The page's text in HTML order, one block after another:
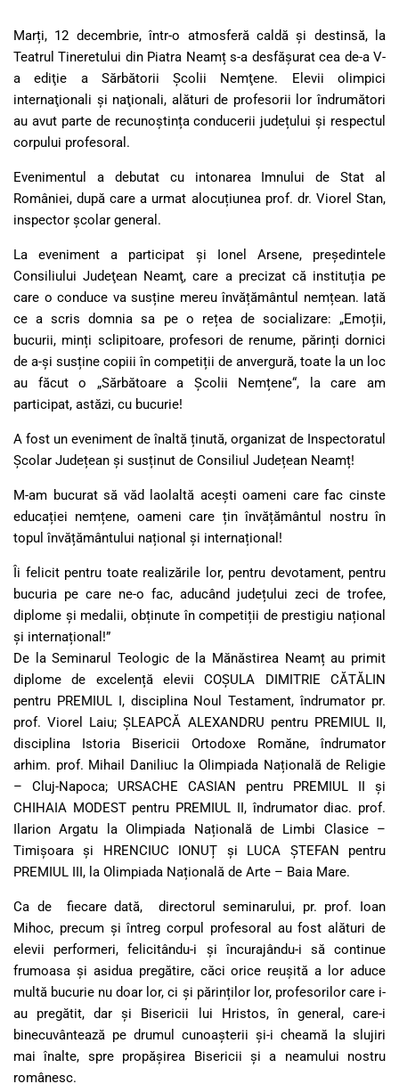
Marți, 12 decembrie, într-o atmosferă caldă și destinsă, la
Teatrul Tineretului din Piatra Neamț s-a desfăşurat cea de-a V-
a ediţie a Sărbătorii Şcolii Nemţene. Elevii olimpici
internaţionali şi naţionali, alături de profesorii lor îndrumători
au avut parte de recunoștința conducerii județului și respectul
corpului profesoral.
Evenimentul a debutat cu intonarea Imnului de Stat al
României, după care a urmat alocuțiunea prof. dr. Viorel Stan,
inspector şcolar general.
La eveniment a participat și Ionel Arsene, preşedintele
Consiliului Judeţean Neamţ, care a precizat că instituția pe
care o conduce va susține mereu învățământul nemțean. Iată
ce a scris domnia sa pe o rețea de socializare: „Emoții,
bucurii, minți sclipitoare, profesori de renume, părinți dornici
de a-și susține copiii în competiții de anvergură, toate la un loc
au făcut o „Sărbătoare a Școlii Nemțene“, la care am
participat, astăzi, cu bucurie!
A fost un eveniment de înaltă ținută, organizat de Inspectoratul
Școlar Județean și susținut de Consiliul Județean Neamț!
M-am bucurat să văd laolaltă acești oameni care fac cinste
educației nemțene, oameni care țin învățământul nostru în
topul învățământului național și internațional!
Îi felicit pentru toate realizările lor, pentru devotament, pentru
bucuria pe care ne-o fac, aducând județului zeci de trofee,
diplome și medalii, obținute în competiții de prestigiu național
și internațional!”
De la Seminarul Teologic de la Mănăstirea Neamț au primit
diplome de excelență elevii COȘULA DIMITRIE CĂTĂLIN
pentru PREMIUL I, disciplina Noul Testament, îndrumator pr.
prof. Viorel Laiu; ȘLEAPCĂ ALEXANDRU pentru PREMIUL II,
disciplina Istoria Bisericii Ortodoxe Romăne, îndrumator
arhim. prof. Mihail Daniliuc la Olimpiada Națională de Religie
– Cluj-Napoca; URSACHE CASIAN pentru PREMIUL II și
CHIHAIA MODEST pentru PREMIUL II, îndrumator diac. prof.
Ilarion Argatu la Olimpiada Națională de Limbi Clasice –
Timișoara și HRENCIUC IONUȚ și LUCA ȘTEFAN pentru
PREMIUL III, la Olimpiada Națională de Arte – Baia Mare.
Ca de fiecare dată, directorul seminarului, pr. prof. Ioan
Mihoc, precum și întreg corpul profesoral au fost alături de
elevii performeri, felicitându-i și încurajându-i să continue
frumoasa și asidua pregătire, căci orice reușită a lor aduce
multă bucurie nu doar lor, ci și părinților lor, profesorilor care i-
au pregătit, dar și Bisericii lui Hristos, în general, care-i
binecuvântează pe drumul cunoașterii și-i cheamă la slujiri
mai înalte, spre propășirea Bisericii și a neamului nostru
românesc.